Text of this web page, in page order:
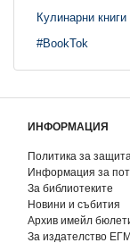
Кулинарни книги
#BookTok
ИНФОРМАЦИЯ
Политика за
Информация за
За библиотеките
Новини и събития
Архив имейл
За издателство